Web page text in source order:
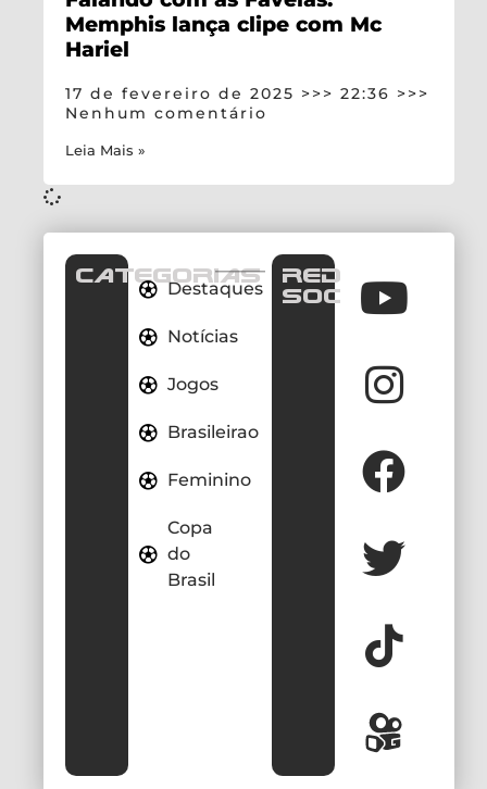
Memphis lança clipe com Mc
Hariel
17 de fevereiro de 2025
22:36
Nenhum comentário
Leia Mais »
CATEGORIAS
Destaques
Notícias
Jogos
Brasileirao
Feminino
Copa
do
Brasil
REDES
SOCIAIS